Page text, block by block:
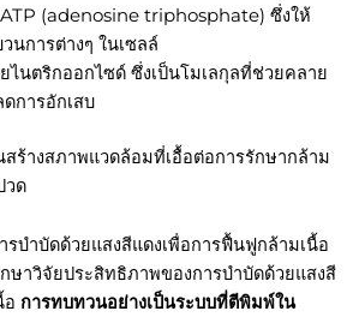
(adenosine triphosphate) ซึ่งให้
นการต่างๆ ในเซลล์
ไนตริกออกไซด์ ซึ่งเป็นโมเลกุลที่ช่วยคลาย
การอักเสบ
ร้างสภาพแวดล้อมที่เอื้อต่อการรักษากล้าม
วด
รบำบัดด้วยแสงสีแดงเพื่อการฟื้นฟูกล้ามเนื้อ
ษาวิจัยประสิทธิภาพของการบำบัดด้วยแสงสี
อ การทบทวนอย่างเป็นระบบที่ตีพิมพ์ใน